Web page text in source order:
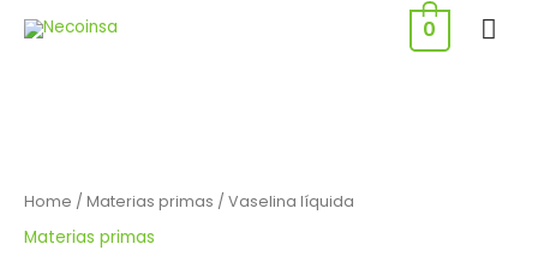
0
Home / Materias primas / Vaselina líquida
Materias primas
quantity